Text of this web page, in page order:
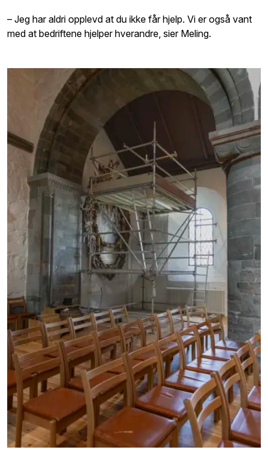
– Jeg har aldri opplevd at du ikke får hjelp. Vi er også vant
med at bedriftene hjelper hverandre, sier Meling.